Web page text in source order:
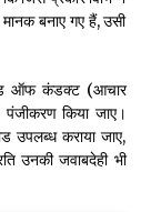
मानक बनाए गए हैं, उसी
ऑफ कंडक्ट (आचार
पंजीकरण किया जाए।
उपलब्ध कराया जाए,
उनकी जवाबदेही भी